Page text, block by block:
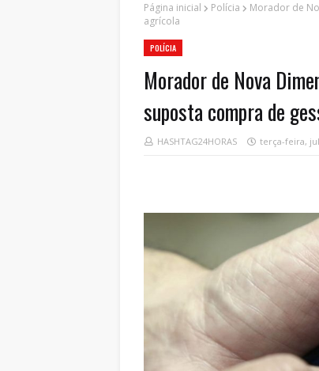
Página inicial Polícia
Morador de
agrícola
POLÍCIA
Morador de Nova
suposta compra de
HASHTAG24HORAS terça-feira,